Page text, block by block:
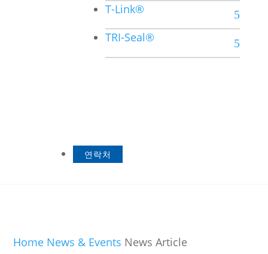
T-Link®
TRI-Seal®
연락처
Home News & Events News Article